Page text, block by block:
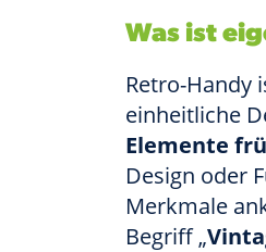
Was ist
Retro-Handy
einheitliche
Elemente
Design oder
Merkmale
Begriff „